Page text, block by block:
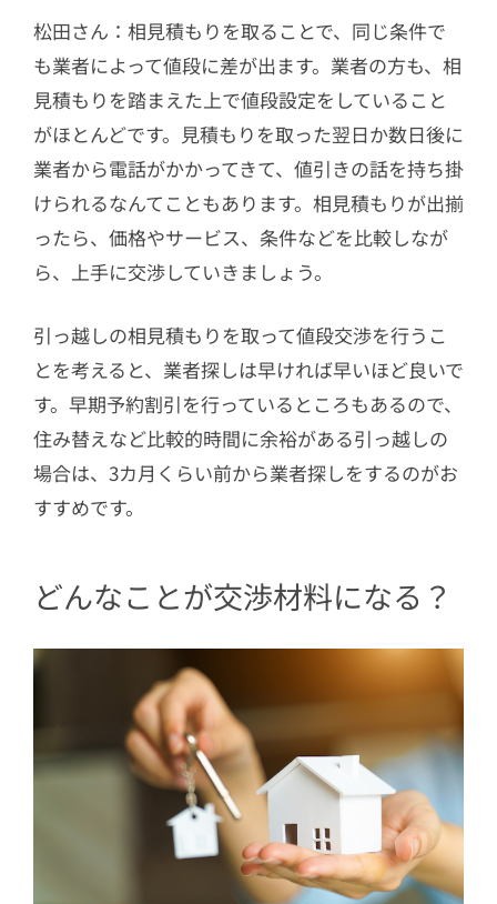
松田さん：相見積もりを取ることで、同じ条件で
も業者によって値段に差が出ます。業者の方も、相
見積もりを踏まえた上で値段設定をしていること
がほとんどです。見積もりを取った翌日か数日後に
業者から電話がかかってきて、値引きの話を持ち掛
けられるなんてこともあります。相見積もりが出揃
ったら、価格やサービス、条件などを比較しなが
ら、上手に交渉していきましょう。
引っ越しの相見積もりを取って値段交渉を行うこ
とを考えると、業者探しは早ければ早いほど良いで
す。早期予約割引を行っているところもあるので、
住み替えなど比較的時間に余裕がある引っ越しの
場合は、3カ月くらい前から業者探しをするのがお
すすめです。
どんなことが交渉材料になる？